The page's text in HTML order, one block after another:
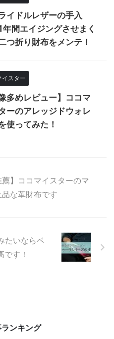
ライドルレザーの手入
間エイジングさせまく
つ折り財布をメンテ！
イスター
像多めレビュー】ココマ
ーのアレッジドウォレ
使ってみた！
薦】ココマイスターのマ
な革財布です
たいならベ
す！
ンキング